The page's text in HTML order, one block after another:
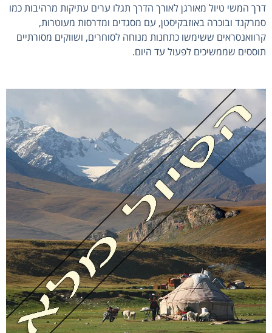
דרך המשי טיול מאורגן לאורך הדרך תגלו ערים עתיקות מרהיבות כמו
סמרקנד ובוכרה באוזבקיסטן, עם מסגדים ומדרסות מעוטרות,
קרוואנסראים ששימשו כתחנות מנוחה לסוחרים, ושווקים מסורתיים
תוססים שממשיכים לפעול עד היום.